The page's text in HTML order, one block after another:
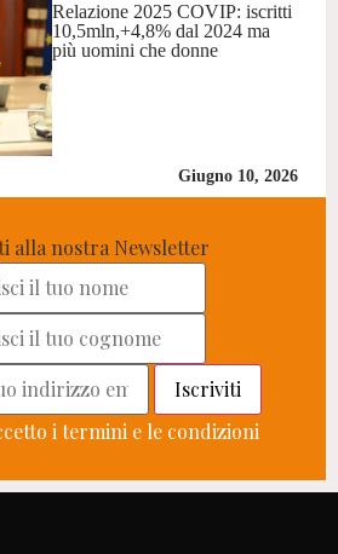
Relazione 2025 COVIP: iscritti
10,5mln,+4,8% dal 2024 ma
più uomini che donne
Giugno 10, 2026
alla nostra Newsletter
i termini e le condizioni